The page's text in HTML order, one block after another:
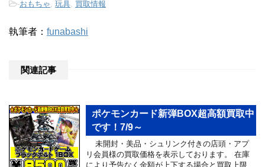
-おもちゃ 玩具 買取情報
執筆者： funabashi
関連記事
ポケモンカード新弾BOX超高額買取中
です！7/9～
未開封・美品・シュリンク付きの店頭・アプ
リ会員様の買取価格を表示しております。 在庫
により予告なく金額が上下する場合と買取上限